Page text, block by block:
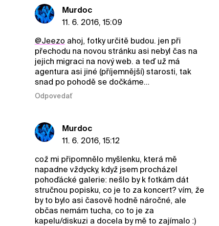
Murdoc
11. 6. 2016, 15:09
@Jeezo ahoj, fotky určitě budou. jen při
přechodu na novou stránku asi nebyl čas na
jejich migraci na nový web. a teď už má
agentura asi jiné (příjemnější) starosti, tak
snad po pohodě se dočkáme...
Odpovedať
Murdoc
11. 6. 2016, 15:12
což mi připomnělo myšlenku, která mě
napadne vždycky, když jsem procházel
pohoďácké galerie: nešlo by k fotkám dát
stručnou popisku, co je to za koncert? vím, že
by to bylo asi časově hodně náročné, ale
občas nemám tucha, co to je za
kapelu/diskuzi a docela by mě to zajímalo :)